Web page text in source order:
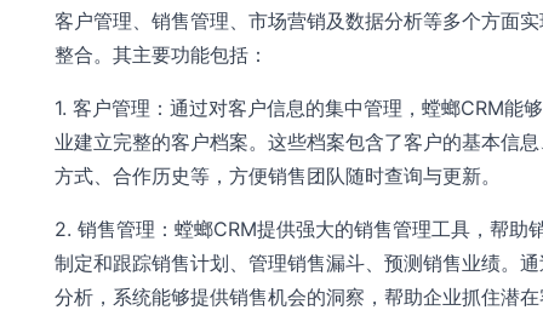
客户管理、销售管理、市场营销及数据分析等多个方面
整合。其主要功能包括：
1. 客户管理：通过对客户信息的集中管理，螳螂CRM能
业建立完整的客户档案。这些档案包含了客户的基本信
方式、合作历史等，方便销售团队随时查询与更新。
2. 销售管理：螳螂CRM提供强大的销售管理工具，帮助
制定和跟踪销售计划、管理销售漏斗、预测销售业绩。
分析，系统能够提供销售机会的洞察，帮助企业抓住潜